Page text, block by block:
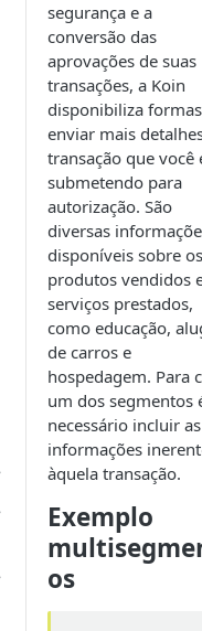
segurança e a
conversão das
aprovações de suas
transações, a Koin
disponibiliza
enviar mais
transação que você
submetendo para
autorização. São
diversas
disponíveis sobre os
produtos vendidos
serviços prestados,
como educação,
de carros e
hospedagem. Para
um dos segmentos
necessário incluir as
informações
àquela transação.
Exemplo
os